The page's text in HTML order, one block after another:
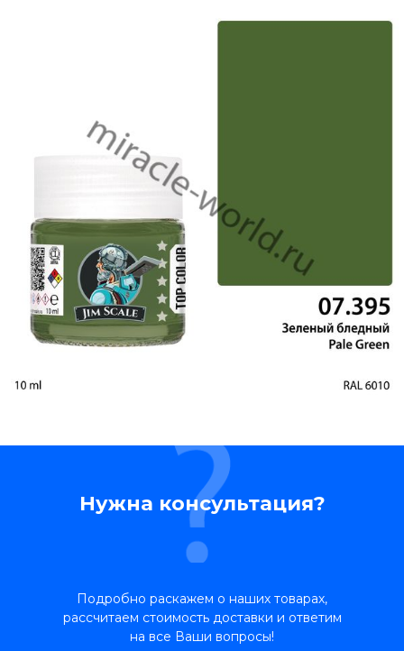
Нужна консультация?
Подробно раскажем о наших товарах,
рассчитаем стоимость доставки и ответим
на все Ваши вопросы!